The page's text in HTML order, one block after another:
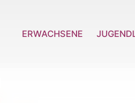
ERWACHSENE